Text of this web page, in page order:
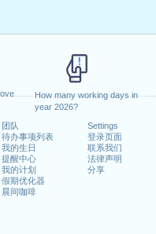
How many working days in
year 2026?
团队
待办事项列表
我的生日
提醒中心
我的计划
假期优化器
晨间咖啡
Settings
登录页面
联系我们
法律声明
分享